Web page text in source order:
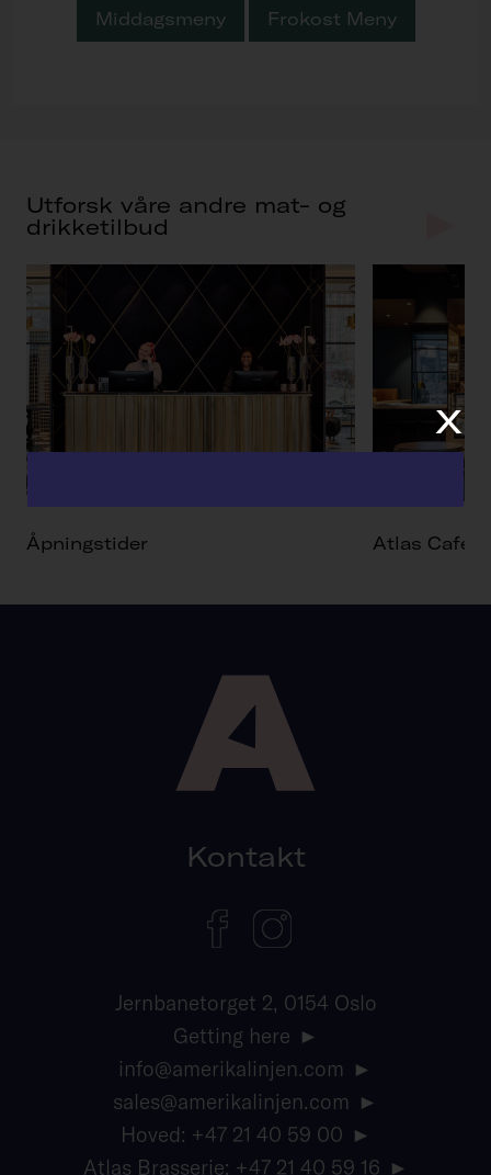
Middagsmeny Frokost Meny
Utforsk våre andre mat- og
drikketilbud
Åpningstider Atlas Café
Kontakt
Jernbanetorget 2, 0154 Oslo
Getting here
info@amerikalinjen.com
sales@amerikalinjen.com
Hoved: +47 21 40 59 00
Atlas Brasserie: +47 21 40 59 16
x